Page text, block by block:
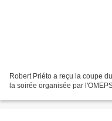
Robert Priéto a reçu la coupe
la soirée organisée par